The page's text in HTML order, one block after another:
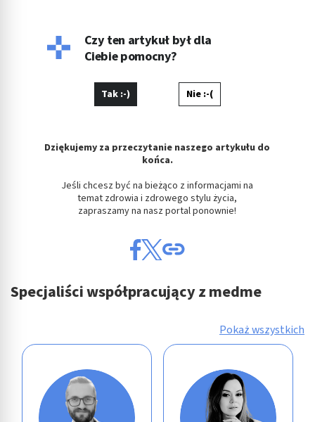
Czy ten artykuł był dla
Ciebie pomocny?
Tak :-) Nie :-(
Dziękujemy za przeczytanie naszego artykułu do
końca.
Jeśli chcesz być na bieżąco z informacjami na
temat zdrowia i zdrowego stylu życia,
zapraszamy na nasz portal ponownie!
Specjaliści współpracujący z medme
Pokaż wszystkich